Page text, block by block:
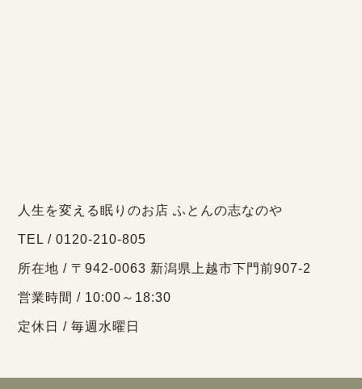
人生を変える眠りのお店 ふとんの志なのや
TEL / 0120-210-805
所在地 / 〒942-0063 新潟県上越市下門前907-2
営業時間 / 10:00～18:30
定休日 / 毎週水曜日